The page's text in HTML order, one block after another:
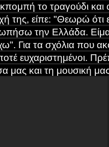
το τραγούδι
της, είπε: "Θεωρώ ότι
την Ελλάδα.
Για τα σχόλια που
ευχαριστημένοι.
μας και τη μουσική